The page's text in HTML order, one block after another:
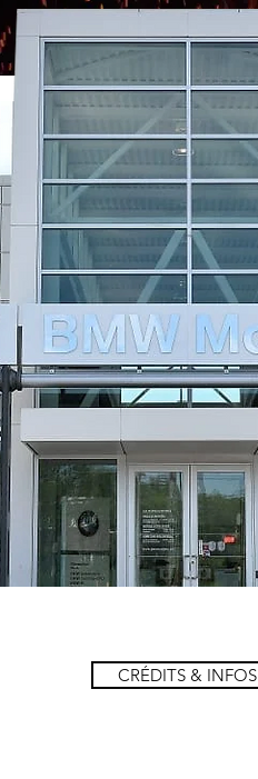
CRÉDITS & INFOS